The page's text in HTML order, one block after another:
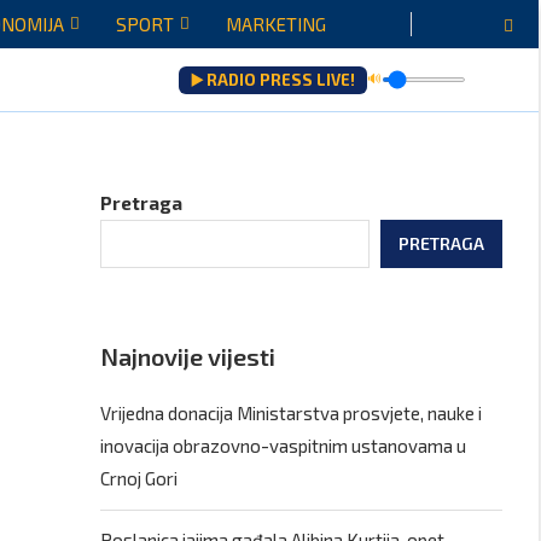
SPORT MARKETING
saradnje govoriće...
▶️ RADIO PRESS LIVE! 🔊
Pretraga
PRETRAGA
Najnovije vijesti
Vrijedna donacija Ministarstva prosvjete, nauke i
inovacija obrazovno-vaspitnim ustanovama u
Crnoj Gori